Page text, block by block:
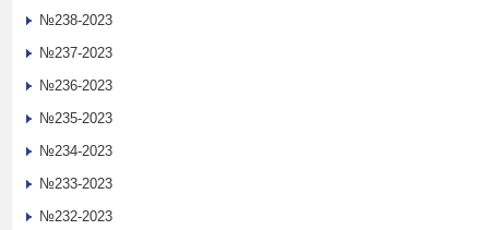
№238-2023
№237-2023
№236-2023
№235-2023
№234-2023
№233-2023
№232-2023